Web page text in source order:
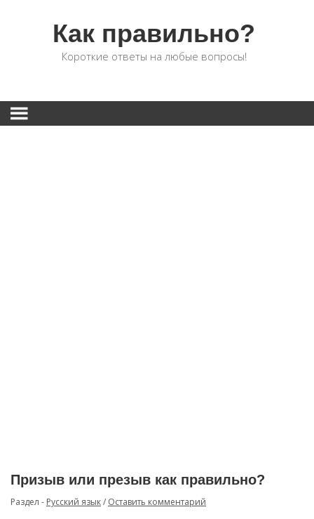
Как правильно?
Короткие ответы на любые вопросы!
Призыв или презыв как правильно?
Раздел - Русский язык/ Оставить комментарий